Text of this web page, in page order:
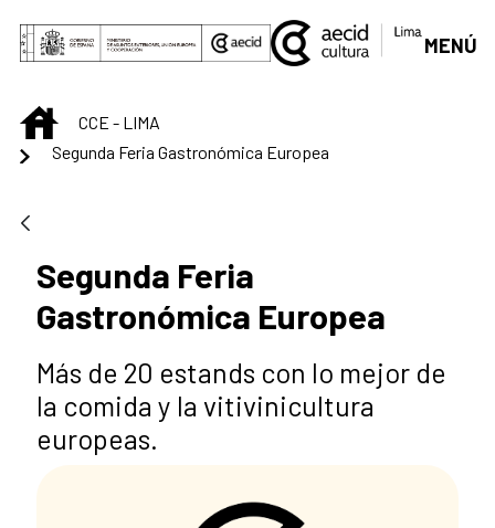
Saltar al contenido principal
MENÚ
INICIOCCE - LIMA
Segunda Feria Gastronómica Europea
Segunda Feria
Gastronómica Europea
Más de 20 estands con lo mejor de
la comida y la vitivinicultura
europeas.